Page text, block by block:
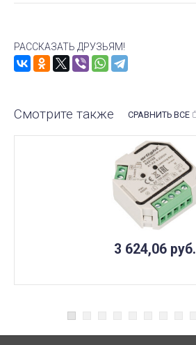
РАССКАЗАТЬ ДРУЗЬЯМ!
Смотрите также СРАВНИТЬ ВСЕ
3 624,06 руб.